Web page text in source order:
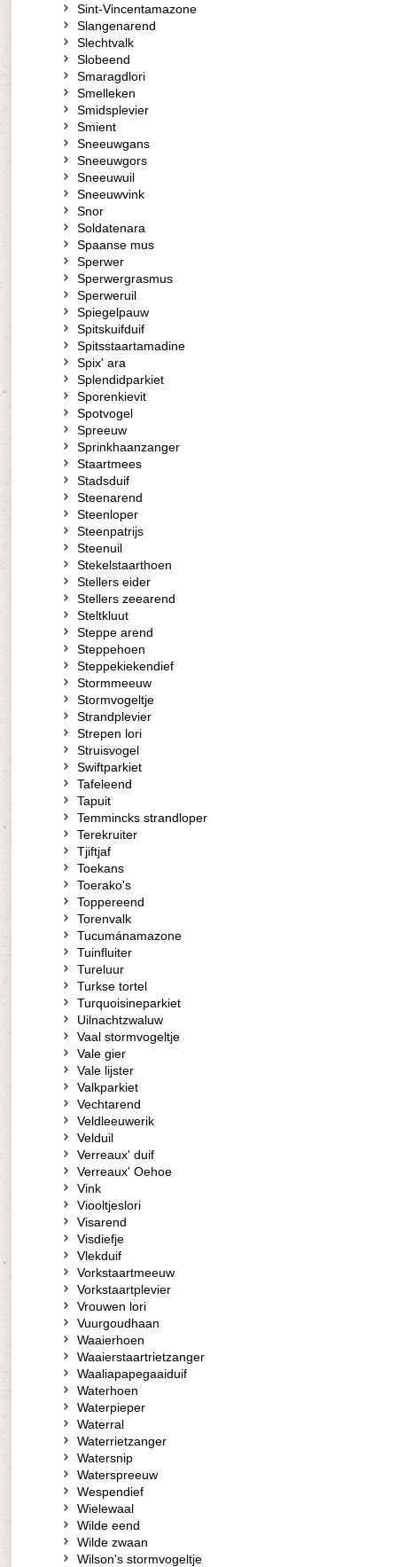
Sint-Vincentamazone
Slangenarend
Slechtvalk
Slobeend
Smaragdlori
Smelleken
Smidsplevier
Smient
Sneeuwgans
Sneeuwgors
Sneeuwuil
Sneeuwvink
Snor
Soldatenara
Spaanse mus
Sperwer
Sperwergrasmus
Sperweruil
Spiegelpauw
Spitskuifduif
Spitsstaartamadine
Spix' ara
Splendidparkiet
Sporenkievit
Spotvogel
Spreeuw
Sprinkhaanzanger
Staartmees
Stadsduif
Steenarend
Steenloper
Steenpatrijs
Steenuil
Stekelstaarthoen
Stellers eider
Stellers zeearend
Steltkluut
Steppe arend
Steppehoen
Steppekiekendief
Stormmeeuw
Stormvogeltje
Strandplevier
Strepen lori
Struisvogel
Swiftparkiet
Tafeleend
Tapuit
Temmincks strandloper
Terekruiter
Tjiftjaf
Toekans
Toerako's
Toppereend
Torenvalk
Tucumánamazone
Tuinfluiter
Tureluur
Turkse tortel
Turquoisineparkiet
Uilnachtzwaluw
Vaal stormvogeltje
Vale gier
Vale lijster
Valkparkiet
Vechtarend
Veldleeuwerik
Velduil
Verreaux' duif
Verreaux' Oehoe
Vink
Viooltjeslori
Visarend
Visdiefje
Vlekduif
Vorkstaartmeeuw
Vorkstaartplevier
Vrouwen lori
Vuurgoudhaan
Waaierhoen
Waaierstaartrietzanger
Waaliapapegaaiduif
Waterhoen
Waterpieper
Waterral
Waterrietzanger
Watersnip
Waterspreeuw
Wespendief
Wielewaal
Wilde eend
Wilde zwaan
Wilson's stormvogeltje